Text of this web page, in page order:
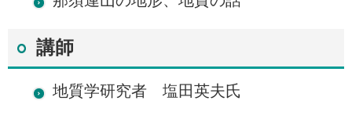
講師
地質学研究者 塩田英夫氏